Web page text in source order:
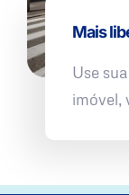
Mais
Use
imóvel,